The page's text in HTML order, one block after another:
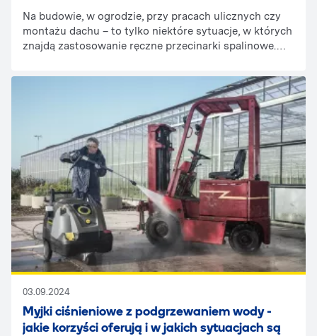
Na budowie, w ogrodzie, przy pracach ulicznych czy
montażu dachu – to tylko niektóre sytuacje, w których
znajdą zastosowanie ręczne przecinarki spalinowe.
sprawdzą się we wszelkich pracach brukarskich i
kamieniarskich.Podstawowe zastosowanie tego
narzędzia to cięcie kostki brukowej, krawężników,
asfaltu, kamienia, bloczków betonowych. Z pomocą
ręcznej przecinarki obróbka materiału staje się o wiele
szybsza i prostsza, nawet w przypadku bardziej
skomplikowanych prac, wymagających większej
precyzji.
03.09.2024
Myjki ciśnieniowe z podgrzewaniem wody -
jakie korzyści oferują i w jakich sytuacjach są